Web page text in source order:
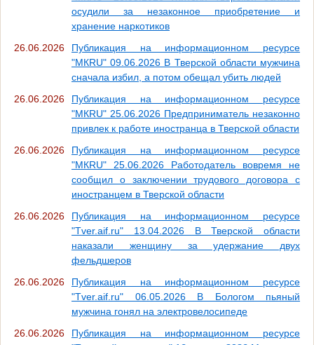
осудили за незаконное приобретение и
хранение наркотиков
26.06.2026
Публикация на информационном ресурсе
"МКRU" 09.06.2026 В Тверской области мужчина
сначала избил, а потом обещал убить людей
26.06.2026
Публикация на информационном ресурсе
"МКRU" 25.06.2026 Предприниматель незаконно
привлек к работе иностранца в Тверской области
26.06.2026
Публикация на информационном ресурсе
"МКRU" 25.06.2026 Работодатель вовремя не
сообщил о заключении трудового договора с
иностранцем в Тверской области
26.06.2026
Публикация на информационном ресурсе
"Tver.aif.ru" 13.04.2026 В Тверской области
наказали женщину за удержание двух
фельдшеров
26.06.2026
Публикация на информационном ресурсе
"Tver.aif.ru" 06.05.2026 В Бологом пьяный
мужчина гонял на электровелосипеде
26.06.2026
Публикация на информационном ресурсе